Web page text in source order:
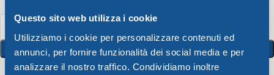
Questo sito web utilizza i cookie
Utilizziamo i cookie per personalizzare contenuti ed
annunci, per fornire funzionalità dei social media e per
analizzare il nostro traffico. Condividiamo inoltre
Add To Cart